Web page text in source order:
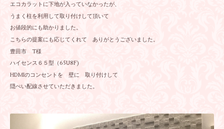
エコカラットに下地が入っていなかったが、
うまく柱を利用して取り付けして頂いて
お値段的にも助かりました。
こちらの提案にも応じてくれて ありがとうございました。
豊田市 T様
ハイセンス６５型（65U8F)
HDMIのコンセントを 壁に 取り付けして
隠ぺい配線させていただきました。